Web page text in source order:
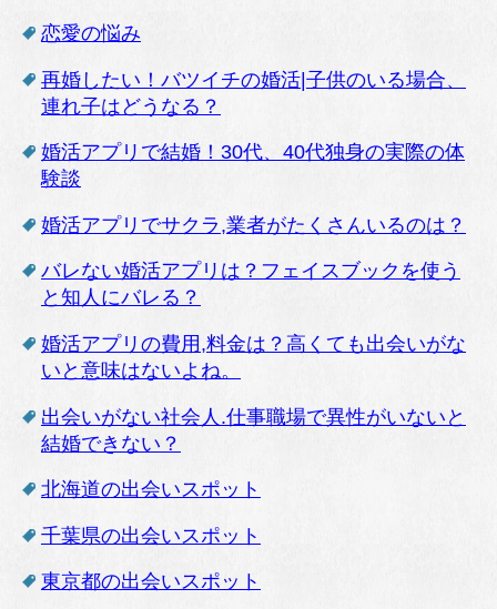
恋愛の悩み
再婚したい！バツイチの婚活|子供のいる場合、
連れ子はどうなる？
婚活アプリで結婚！30代、40代独身の実際の体
験談
婚活アプリでサクラ,業者がたくさんいるのは？
バレない婚活アプリは？フェイスブックを使う
と知人にバレる？
婚活アプリの費用,料金は？高くても出会いがな
いと意味はないよね。
出会いがない社会人.仕事職場で異性がいないと
結婚できない？
北海道の出会いスポット
千葉県の出会いスポット
東京都の出会いスポット